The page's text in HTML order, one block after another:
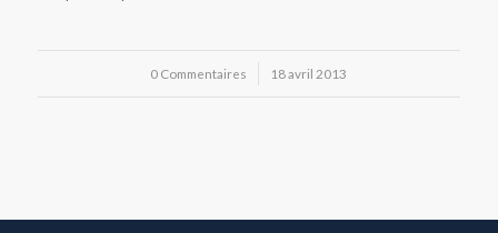
0 Commentaires
/ 18 avril 2013